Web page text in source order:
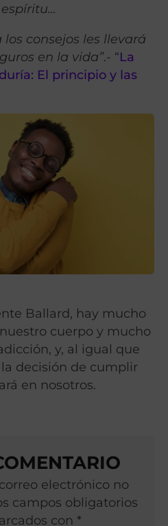
consejos les llevará
en la vida”.- “La
El principio y las
Ballard, hay mucho
cuerpo y mucho
y, al igual que
decisión de cumplir
en nosotros.
electrónico no
campos obligatorios
con *